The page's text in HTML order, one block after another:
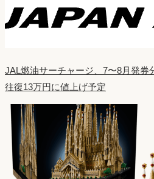
JAL燃油サーチャージ、7〜8月発
往復13万円に値上げ予定